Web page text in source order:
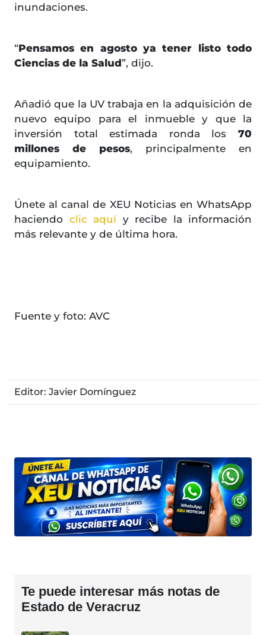
inundaciones.
“Pensamos en agosto ya tener listo todo
Ciencias de la Salud”, dijo.
Añadió que la UV trabaja en la adquisición de
nuevo equipo para el inmueble y que la
inversión total estimada ronda los 70
millones de pesos, principalmente en
equipamiento.
Únete al canal de XEU Noticias en WhatsApp
haciendo clic aquí y recibe la información
más relevante y de última hora.
Fuente y foto: AVC
Editor: Javier Domínguez
Te puede interesar más notas de
Estado de Veracruz